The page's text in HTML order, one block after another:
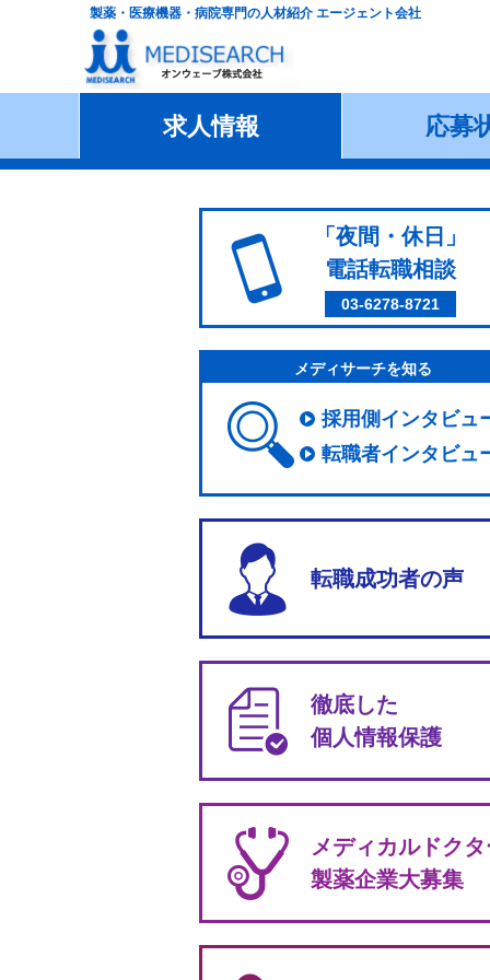
製薬・医療機器・病院専門の人材紹介 エージェント会社
求人情報 応募
「夜間・休日」
電話転職相談
03-6278-8721
メディサーチを知る
採用側インタビュ
転職者インタビュ
転職成功者の声
徹底した
個人情報保護
メディカルドク
製薬企業大募集